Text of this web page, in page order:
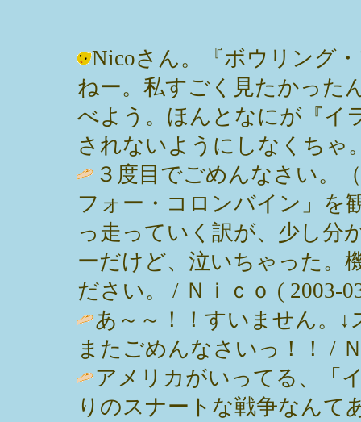
Nicoさん。『ボウリング
ねー。私すごく見たかった
べよう。ほんとなにが『イ
されないようにしなくちゃ
３度目でごめんなさい。
フォー・コロンバイン」を
っ走っていく訳が、少し分
ーだけど、泣いちゃった。
ださい。 / Ｎｉｃｏ ( 2003-
あ～～！！すいません。
またごめんなさいっ！！ /
アメリカがいってる、「
りのスナートな戦争なんて